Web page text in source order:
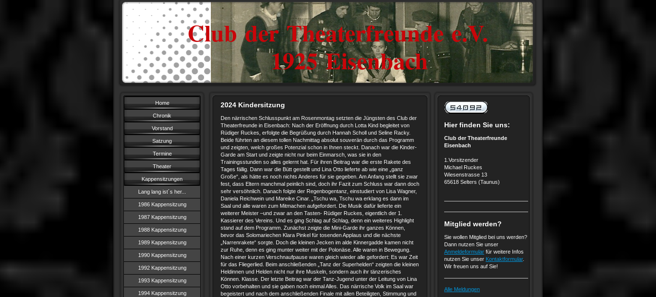
Club der Theaterfreunde e.V.
1925 Eisenbach
Home
Chronik
Vorstand
Satzung
Termine
Theater
Kappensitzungen
Lang lang ist´s her...
1986 Kappensitzung
1987 Kappensitzung
1988 Kappensitzung
1989 Kappensitzung
1990 Kappensitzung
1992 Kappensitzung
1993 Kappensitzung
1994 Kappensitzung
2024 Kindersitzung
Den närrischen Schlusspunkt am Rosenmontag setzten die Jüngsten des Club der
Theaterfreunde in Eisenbach: Nach der Eröffnung durch Lotta Kind begleitet von
Rüdiger Ruckes, erfolgte die Begrüßung durch Hannah Scholl und Seline Racky.
Beide führten an diesem tollen Nachmittag absolut souverän durch das Programm
und zeigten, welch großes Potenzial schon in Ihnen steckt. Danach war die Kinder-
Garde am Start und zeigte nicht nur beim Einmarsch, was sie in den
Trainingsstunden so alles gelernt hat. Für ihren Beitrag war die erste Rakete des
Tages fällig. Dann war die Bütt gestellt und Lina Otto lieferte ab wie eine „ganz
Große“, als hätte es noch nichts Anderes für sie gegeben. Am Anfang stellt sie zwar
fest, dass Eltern manchmal peinlich sind, doch ihr Fazit zum Schluss war dann doch
sehr versöhnlich. Danach folgte der Regenbogentanz, einstudiert von Lisa Wagner,
Daniela Reichwein und Mareike Cinar. „Tschu wa, Tschu wa erklang es dann im
Saal und alle waren zum Mitmachen aufgefordert. Die Musik dafür lieferte ein
weiterer Meister –und zwar an den Tasten- Rüdiger Ruckes, eigentlich der 1.
Kassierer des Vereins. Und es ging Schlag auf Schlag, denn ein weiteres Highlight
stand auf dem Programm. Zunächst zeigte die Mini-Garde ihr ganzes Können,
bevor das Solomariechen Klara Pinkel für tosenden Applaus und die nächste
„Narrenrakete“ sorgte. Doch die kleinen Jecken im alde Kinnergadde kamen nicht
zur Ruhe, denn es ging munter weiter mit der Polonäse. Alle waren in Bewegung.
Nach einer kurzen Verschnaufpause waren gleich wieder alle gefordert: Es war Zeit
für das Fliegerlied. Beim anschließenden „Tanz der Superhelden“ zeigten die kleinen
Heldinnen und Helden nicht nur ihre Muskeln, sondern auch ihr tänzerisches
Können. Klasse. Der letzte Beitrag war der Tanz-Jugend unter der Leitung von Lina
Otto vorbehalten und sie gaben noch einmal Alles. Das närrische Volk im Saal war
begeistert und nach dem anschließenden Finale mit allen Beteiligten, Stimmung und
Hier finden Sie uns:
Club der Theaterfreunde
Eisenbach
1.Vorsitzender
Michael Ruckes
Wiesenstrasse 13
65618 Selters (Taunus)
Mitglied werden?
Sie wollen Mitglied bei uns werden?
Dann nutzen Sie unser
Anmeldeformular für weitere Infos
nutzen Sie unser Kontaktformular.
Wir freuen uns auf Sie!
Alle Meldungen